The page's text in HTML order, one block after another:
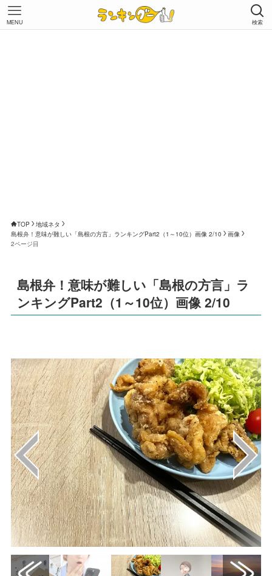
検索
MENU
TOP
地域ネタ
島根弁！意味が難しい「島根の方言」ランキングPart2（1～10位）画像 2/10
画像
2ページ目
島根弁！意味が難しい「島根の方言」ラ
ンキングPart2（1～10位）画像 2/10